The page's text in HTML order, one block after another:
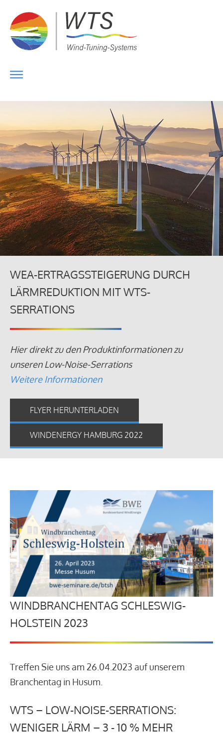
WEA-ERTRAGSSTEIGERUNG DURCH
LÄRMREDUKTION MIT WTS-
SERRATIONS
Hier direkt zu den Produktinformationen zu
unseren Low-Noise-Serrations
Weitere Informationen
FLYER HERUNTERLADEN
WINDENERGY HAMBURG 2022
WINDBRANCHENTAG SCHLESWIG-
HOLSTEIN 2023
Treffen Sie uns am 26.04.2023 auf unserem
Branchentag in Husum.
WTS – LOW-NOISE-SERRATIONS:
WENIGER LÄRM – 3 - 10 % MEHR